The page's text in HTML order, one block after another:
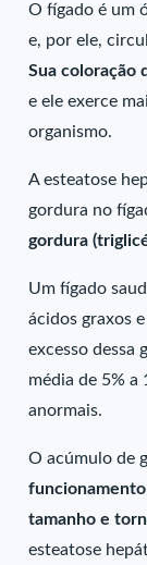
O fígado é um
e, por ele,
Sua coloração
e ele exerce
organismo.
A esteatose
gordura no
gordura
Um fígado
ácidos graxos
excesso dessa
média de 5% a
anormais.
O acúmulo de
funcionamento
tamanho e
esteatose